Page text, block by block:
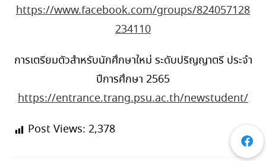
https://www.facebook.com/groups/824057128
234110
การเตรียมตัวสำหรับนักศึกษาใหม่ ระดับปริญญาตรี ประจำ
ปีการศึกษา 2565
https://entrance.trang.psu.ac.th/newstudent/
Post Views: 2,378